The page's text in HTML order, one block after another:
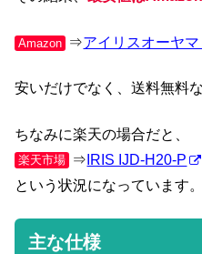
Amazon ⇒アイリスオーヤ
安いだけでなく、送料無料
ちなみに楽天の場合だと、
楽天市場 ⇒ IRIS IJD-H20-P
という状況になっています。
主な仕様